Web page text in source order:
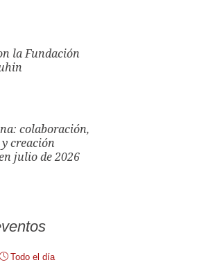
la Fundación
colaboración,
creación
julio de 2026
Todo el día